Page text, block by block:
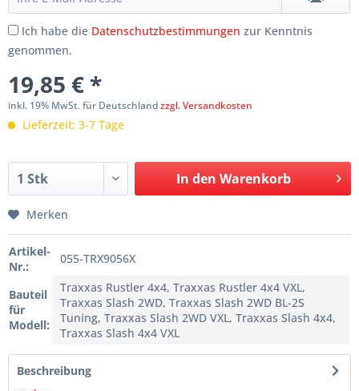
Ich habe die Datenschutzbestimmungen zur Kenntnis
genommen.
19,85 € *
inkl. 19% MwSt. für Deutschlandzzgl. Versandkosten
Lieferzeit: 3-7 Tage
In den Warenkorb
Merken
Artikel-
Nr.:
055-TRX9056X
Bauteil
für
Modell:
Traxxas Rustler 4x4, Traxxas Rustler 4x4 VXL,
Traxxas Slash 2WD, Traxxas Slash 2WD BL-2S
Tuning, Traxxas Slash 2WD VXL, Traxxas Slash 4x4,
Traxxas Slash 4x4 VXL
Beschreibung